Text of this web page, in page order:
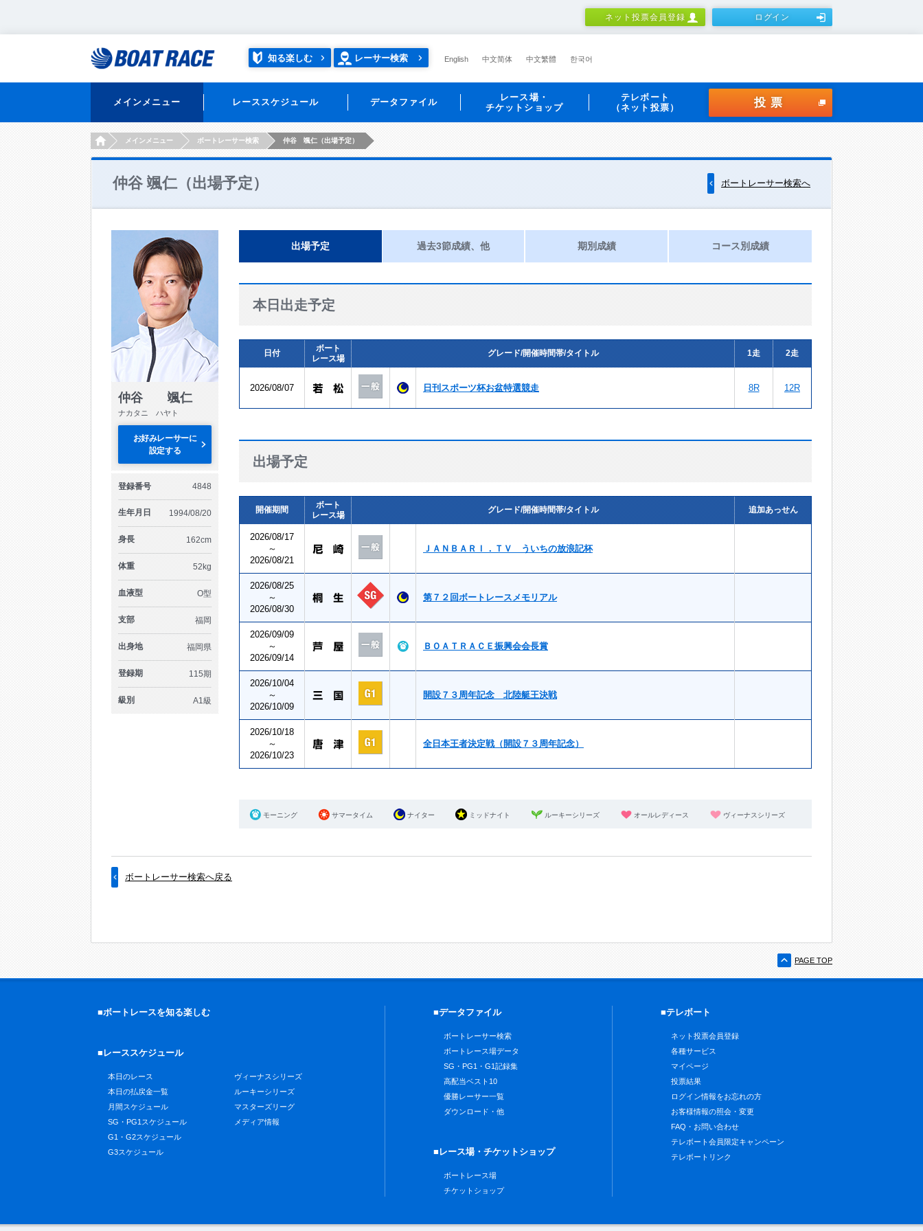
ネット投票会員登録 ログイン
知る楽しむ レーサー検索 English 中文简体 中文繁體 한국어
メインメニュー レーススケジュール データファイル
レース場・
チケットショップ
テレボート
（ネット投票）
投票
HOMEメインメニュー ボートレーサー検索 仲谷 颯仁（出場予定）
仲谷 颯仁（出場予定） ボートレーサー検索へ
仲谷 颯仁
ナカタニ ハヤト
お好みレーサーに
設定する
登録番号 4848
生年月日 1994/08/20
身長 162cm
体重 52kg
血液型 O型
支部 福岡
出身地 福岡県
登録期 115期
級別 A1級
出場予定 過去3節成績、他 期別成績 コース別成績
本日出走予定
日付
ボート
レース場
グレード/開催時間帯/タイトル 1走 2走
2026/08/07 日刊スポーツ杯お盆特選競走 8R 12R
出場予定
開催期間
ボート
レース場
グレード/開催時間帯/タイトル 追加あっせん
2026/08/17
～
2026/08/21
ＪＡＮＢＡＲＩ．ＴＶ ういちの放浪記杯
2026/08/25
～
2026/08/30
第７２回ボートレースメモリアル
2026/09/09
～
2026/09/14
ＢＯＡＴＲＡＣＥ振興会会長賞
2026/10/04
～
2026/10/09
開設７３周年記念 北陸艇王決戦
2026/10/18
～
2026/10/23
全日本王者決定戦（開設７３周年記念）
モーニング サマータイム ナイター ミッドナイト ルーキーシリーズ オールレディース ヴィーナスシリーズ
ボートレーサー検索へ戻る
PAGE TOP
■ボートレースを知る楽しむ
■レーススケジュール
本日のレース
本日の払戻金一覧
月間スケジュール
SG・PG1スケジュール
G1・G2スケジュール
G3スケジュール
ヴィーナスシリーズ
ルーキーシリーズ
マスターズリーグ
メディア情報
■データファイル
ボートレーサー検索
ボートレース場データ
SG・PG1・G1記録集
高配当ベスト10
優勝レーサー一覧
ダウンロード・他
■レース場・チケットショップ
ボートレース場
チケットショップ
■テレボート
ネット投票会員登録
各種サービス
マイページ
投票結果
ログイン情報をお忘れの方
お客様情報の照会・変更
FAQ・お問い合わせ
テレボート会員限定キャンペーン
テレボートリンク